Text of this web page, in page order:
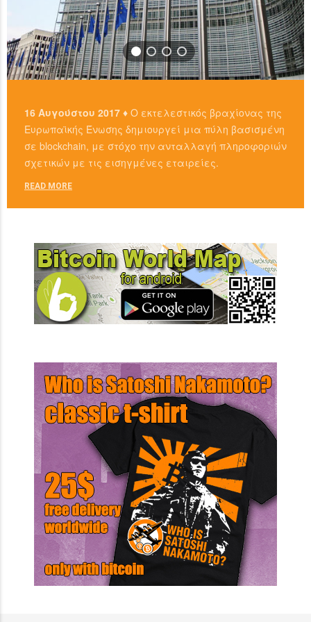
16 Αυγούστου 2017 ♦ Ο εκτελεστικός βραχίονας της
Ευρωπαϊκής Ένωσης δημιουργεί μια πύλη βασισμένη
σε blockchain, με στόχο την ανταλλαγή πληροφοριών
σχετικών με τις εισηγμένες εταιρείες.
READ MORE